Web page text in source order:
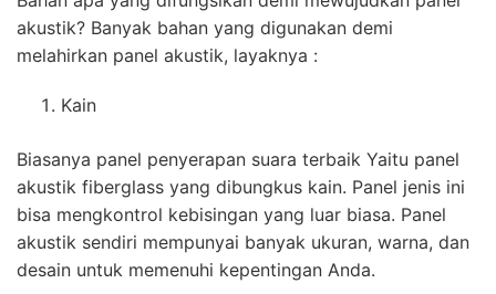
akustik? Banyak bahan yang digunakan demi
melahirkan panel akustik, layaknya :
Kain
Biasanya panel penyerapan suara terbaik Yaitu panel
akustik fiberglass yang dibungkus kain. Panel jenis ini
bisa mengkontrol kebisingan yang luar biasa. Panel
akustik sendiri mempunyai banyak ukuran, warna, dan
desain untuk memenuhi kepentingan Anda.